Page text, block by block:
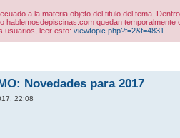
a la materia objeto del titulo del tema.
hablemosdepiscinas.com quedan
usuarios, leer esto: viewtopic.php?f=2&t=4831
Novedades para 2017
22:08